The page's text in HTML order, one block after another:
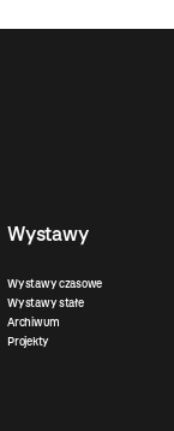
Wystawy
Wystawy czasowe
Wystawy stałe
Archiwum
Projekty